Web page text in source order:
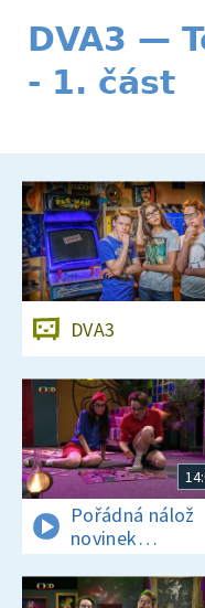
DVA3 —
- 1. část
DVA3
Pořádná nálož
novinek
a zajímavostí